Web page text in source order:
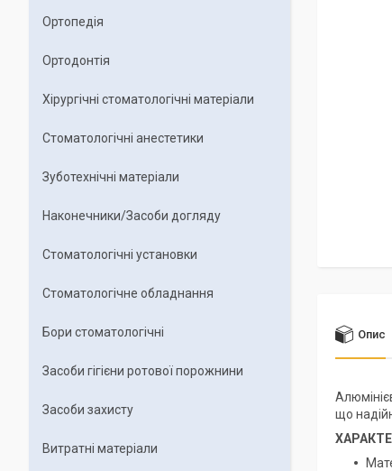
Опис
що
Ортопедія
Ортодонтія
Хірургічні стоматологічні матеріали
Стоматологічні анестетики
Зуботехнічні матеріали
Наконечники/Засоби догляду
Стоматологічні установки
Стоматологічне обладнання
Бори стоматологічні
Засоби гігієни ротової порожнини
Засоби захисту
Витратні матеріали